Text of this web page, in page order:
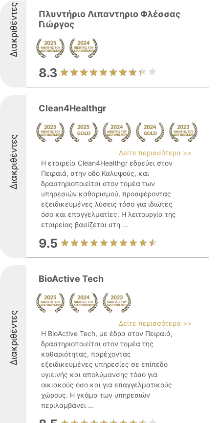
Διακριθέντες
Πλυντήριο Λιπαντηριο Φλέσσας
Γιώργος
8.3
Διακριθέντες
Clean4Healthgr
Δείτε περισσότερα >>
Η εταιρεία Clean4Healthgr εδρεύει στον
Πειραιά, στην οδό Καλυψούς, και
δραστηριοποιείται στον τομέα των
υπηρεσιών καθαρισμού, προσφέροντας
εξειδικευμένες λύσεις τόσο για ιδιώτες
όσο και επαγγελματίες. Η λειτουργία της
εταιρείας βασίζεται στη ...
9.5
Διακριθέντες
BioActive Tech
Δείτε περισσότερα >>
Η BioActive Tech, με έδρα στον Πειραιά,
δραστηριοποιείται στον τομέα της
καθαριότητας, παρέχοντας
εξειδικευμένες υπηρεσίες σε επίπεδο
υγιεινής και απολύμανσης τόσο για
οικιακούς όσο και για επαγγελματικούς
χώρους. Η γκάμα των υπηρεσιών
περιλαμβάνει ...